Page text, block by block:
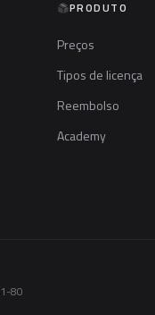
PRODUTO
Preços
Tipos de licença
Reembolso
Academy
80